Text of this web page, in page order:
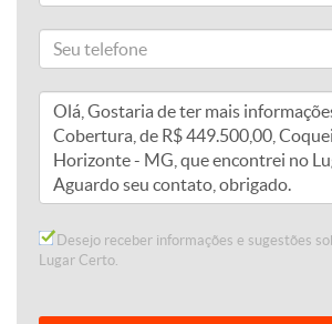
Desejo receber informações e sugestões
Lugar Certo.